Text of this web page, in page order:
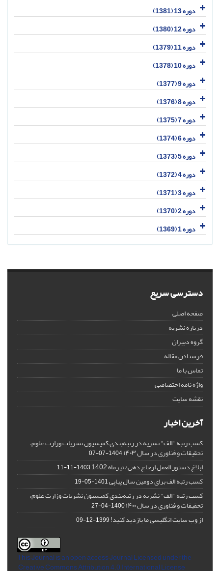
دوره 13 (1381)
دوره 12 (1380)
دوره 11 (1379)
دوره 10 (1378)
دوره 9 (1377)
دوره 8 (1376)
دوره 7 (1375)
دوره 6 (1374)
دوره 5 (1373)
دوره 4 (1372)
دوره 3 (1371)
دوره 2 (1370)
دوره 1 (1369)
دسترسی سریع
صفحه اصلی
درباره نشریه
گروه دبیران
فرستادن مقاله
تماس با ما
واژه نامه اختصاصی
نقشه سایت
آخرین اخبار
کسب رتبه "الف" نشریه در رتبه‌بندی کمیسیون نشریات وزارت علوم،
تحقیقات و فناوری در سال ۱۴۰۳ 1404-07-07
ابلاغ دستور العمل ارجاع دهی/ تیرماه 1402 1403-11-11
کسب رتبه الف برای دومین سال پیاپی1401-05-19
کسب رتبه "الف" نشریه در رتبه‌بندی کمیسیون نشریات وزارت علوم،
تحقیقات و فناوری در سال ۱۴۰۰ 1400-04-27
از وب سایت انگلیسی ما بازدید کنید!1399-12-09
This Journal is an open access Journal Licensedunder the
Creative Commons Attribution 4.0 International License